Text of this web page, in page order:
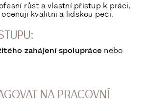
růst a vlastní přístup k práci,
oceňují kvalitní a lidskou péči.
zahájení spolupráce nebo
NA PRACOVNÍ